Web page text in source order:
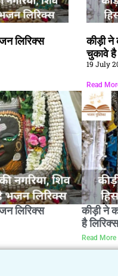
लिरिक्स
कीड़ी ने
चुकावे है
19 July
Read
लिरिक्स
कीड़ी ने
है लिरिक्स
Read More